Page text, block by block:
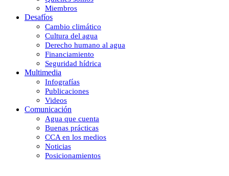
Miembros
Desafíos
Cambio climático
Cultura del agua
Derecho humano al agua
Financiamiento
Seguridad hídrica
Multimedia
Infografías
Publicaciones
Videos
Comunicación
Agua que cuenta
Buenas prácticas
CCA en los medios
Noticias
Posicionamientos